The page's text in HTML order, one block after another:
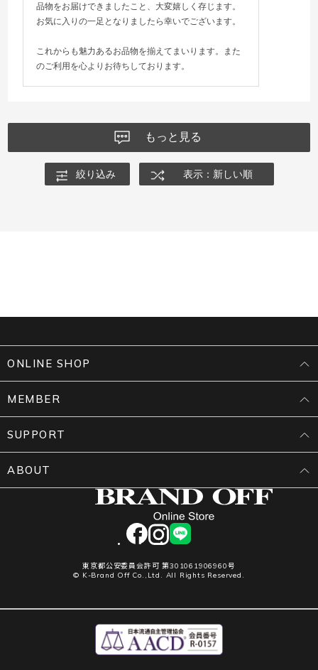
品物をお届けできましたこと、大変嬉しく存じます。
お気に入りの一足となりましたら幸いでございます。
これからも魅力あるお品物を揃えてまいります。また
のご利用を心よりお待ちしております。
もっと見る
絞り込み 表示：新しい順
facebookinstagram
LINE
東京都公安委員会許可 第301061906960号
© K-Brand Off Co.,Ltd. All Rights Reserved.
ONLINE SHOP
MEMBER
SUPPORT
ABOUT